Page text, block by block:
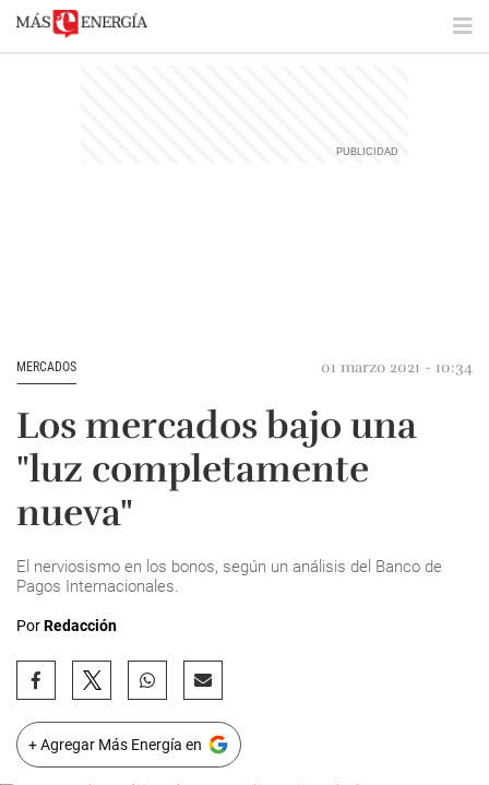
MERCADOS 01 marzo 2021 - 10:34
Los mercados bajo una
"luz completamente
nueva"
El nerviosismo en los bonos, según un análisis del Banco de
Pagos Internacionales.
PorRedacción
+ Agregar Más Energía en